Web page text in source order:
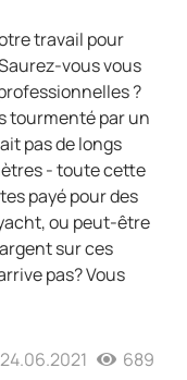
travail pour
vous vous
?
tourmenté par un
pas de longs
- toute cette
payé pour des
ou peut-être
sur ces
pas? Vous
24.06.2021 689